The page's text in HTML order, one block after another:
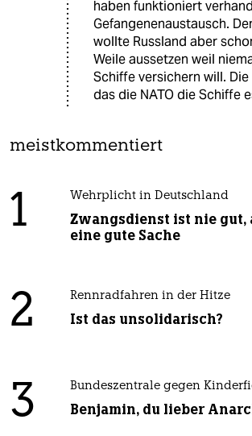
haben funktioniert
Gefangenenaustausch.
wollte Russland aber
Weile aussetzen weil
Schiffe versichern will.
das die NATO die Schiffe
meistkommentiert
1 Wehrplicht in Deutschland
Zwangsdienst ist nie
eine gute Sache
2 Rennradfahren in der Hitze
Ist das unsolidarisch?
3 Bundeszentrale gegen
Benjamin, du lieber